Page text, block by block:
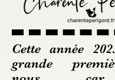
Cette année
grande